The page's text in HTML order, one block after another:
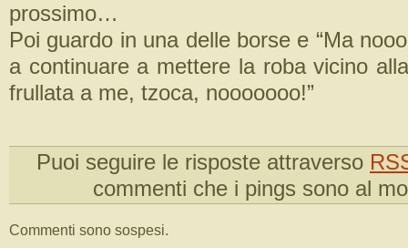
prossimo…
Poi guardo in una delle borse e “Ma
a continuare a mettere la roba vicino
frullata a me, tzoca, nooooooo!”
Puoi seguire le risposte attraverso
commenti che i pings sono al
Commenti sono sospesi.